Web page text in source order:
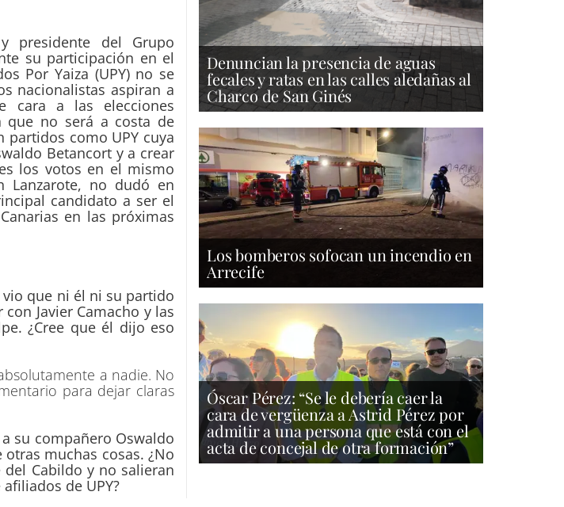
presidente del Grupo
su participación en el
Por Yaiza (UPY) no se
nacionalistas aspiran a
cara a las elecciones
que no será a costa de
como UPY cuya
Betancort y a crear
los votos en el mismo
Lanzarote, no dudó en
candidato a ser el
en las próximas
que ni él ni su partido
Javier Camacho y las
¿Cree que él dijo eso
a nadie. No
para dejar claras
su compañero Oswaldo
muchas cosas. ¿No
Cabildo y no salieran
de UPY?
Denuncian la presencia de aguas
fecales y ratas en las calles aledañas al
Charco de San Ginés
Los bomberos sofocan un incendio en
Arrecife
Óscar Pérez: “Se le debería caer la
cara de vergüenza a Astrid Pérez por
admitir a una persona que está con el
acta de concejal de otra formación”